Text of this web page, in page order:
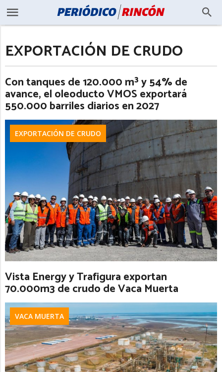
EXPORTACIÓN DE CRUDO
Con tanques de 120.000 m³ y 54% de
avance, el oleoducto VMOS exportará
550.000 barriles diarios en 2027
EXPORTACIÓN DE CRUDO
Vista Energy y Trafigura exportan
70.000m3 de crudo de Vaca Muerta
VACA MUERTA